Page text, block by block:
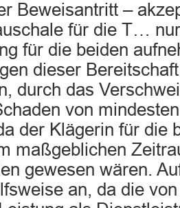
Beweisantritt –
für die T…
für die beiden
dieser
durch das
von
der Klägerin für die
maßgeblichen
gewesen wären.
an, da die